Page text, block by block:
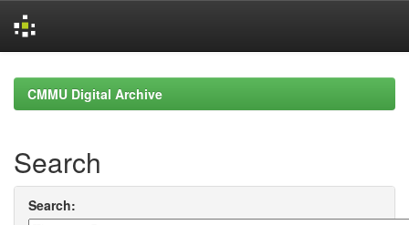
navigationCMMU Digital Archive
Search
Search: